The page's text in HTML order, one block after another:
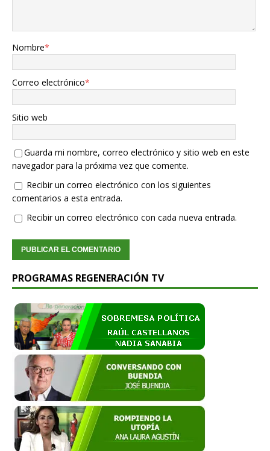
Nombre*
Correo electrónico*
Sitio web
Guarda mi nombre, correo electrónico y sitio web en este
navegador para la próxima vez que comente.
Recibir un correo electrónico con los siguientes
comentarios a esta entrada.
Recibir un correo electrónico con cada nueva entrada.
PROGRAMAS REGENERACIÓN TV